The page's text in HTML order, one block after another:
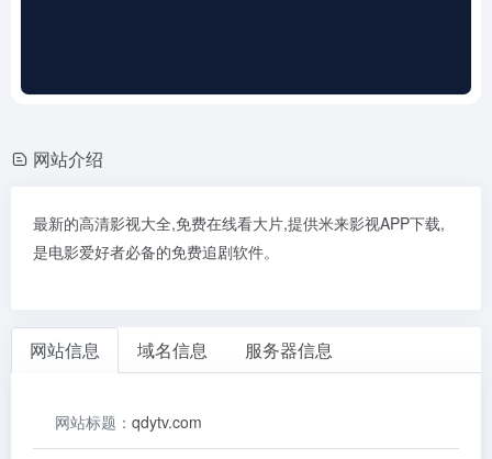
网站介绍
最新的高清影视大全,免费在线看大片,提供米来影视APP下载,
是电影爱好者必备的免费追剧软件。
网站信息 域名信息 服务器信息
网站标题： qdytv.com